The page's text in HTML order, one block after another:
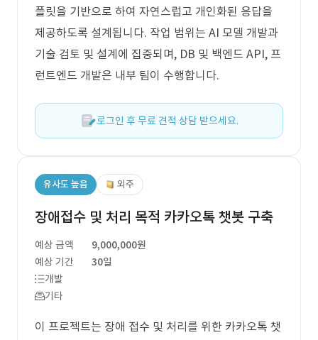
플릿을 기반으로 하여 자연스럽고 개인화된 응답을
제공하도록 설계됩니다. 작업 범위는 AI 모델 개발과
기술 검토 및 설계에 집중되며, DB 및 백엔드 API, 프
런트엔드 개발은 내부 팀이 수행합니다.
로그인 후 무료 견적 상담 받으세요.
유사도 높음 외주
장애접수 및 처리 목적 카카오톡 챗봇 구축
예상 금액
9,000,000원
예상 기간
30일
개발
기타
이 프로젝트는 장애 접수 및 처리를 위한 카카오톡 챗